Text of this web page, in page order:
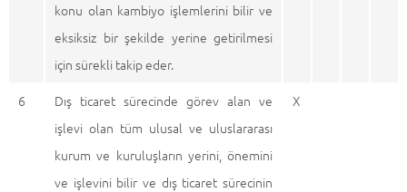
konu olan kambiyo işlemlerini bilir ve
eksiksiz bir şekilde yerine getirilmesi
için sürekli takip eder.
6
Dış ticaret sürecinde görev alan ve
işlevi olan tüm ulusal ve uluslararası
kurum ve kuruluşların yerini, önemini
ve işlevini bilir ve dış ticaret sürecinin
X